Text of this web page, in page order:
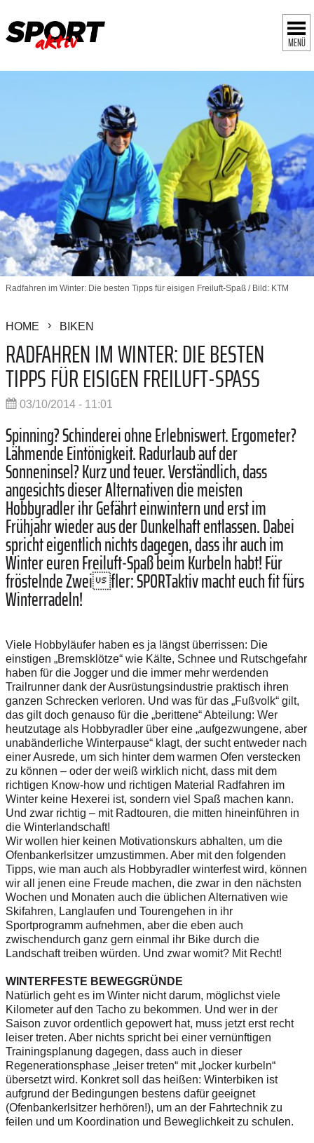
MENÜ
Radfahren im Winter: Die besten Tipps für eisigen Freiluft-Spaß / Bild: KTM
HOME BIKEN
RADFAHREN IM WINTER: DIE BESTEN
TIPPS FÜR EISIGEN FREILUFT-SPASS
03/10/2014 - 11:01
Spinning? Schinderei ohne Erlebniswert. Ergometer?
Lähmende Eintönigkeit. Radurlaub auf der
Sonneninsel? Kurz und teuer. Verständlich, dass
angesichts dieser Alternativen die meisten
Hobbyradler ihr Gefährt einwintern und erst im
Frühjahr wieder aus der Dunkelhaft entlassen. Dabei
spricht eigentlich nichts dagegen, dass ihr auch im
Winter euren Freiluft-Spaß beim Kurbeln habt! Für
fröstelnde Zweifler: SPORTaktiv macht euch fit fürs
Winterradeln!
Viele Hobbyläufer haben es ja längst überrissen: Die
einstigen „Bremsklötze“ wie Kälte, Schnee und Rutschgefahr
haben für die Jogger und die immer mehr werdenden
Trailrunner dank der Ausrüstungsindustrie praktisch ihren
ganzen Schrecken verloren. Und was für das „Fußvolk“ gilt,
das gilt doch genauso für die „berittene“ Abteilung: Wer
heutzutage als Hobbyradler über eine „aufgezwungene, aber
unabänderliche Winterpause“ klagt, der sucht entweder nach
einer Ausrede, um sich hinter dem warmen Ofen verstecken
zu können – oder der weiß wirklich nicht, dass mit dem
richtigen Know-how und richtigen Material Radfahren im
Winter keine Hexerei ist, sondern viel Spaß machen kann.
Und zwar richtig – mit Radtouren, die mitten hineinführen in
die Winterlandschaft!
Wir wollen hier keinen Motivationskurs abhalten, um die
Ofenbankerlsitzer umzustimmen. Aber mit den folgenden
Tipps, wie man auch als Hobbyradler winterfest wird, können
wir all jenen eine Freude machen, die zwar in den nächsten
Wochen und Monaten auch die üblichen Alternativen wie
Skifahren, Langlaufen und Tourengehen in ihr
Sportprogramm aufnehmen, aber die eben auch
zwischendurch ganz gern einmal ihr Bike durch die
Landschaft treiben würden. Und zwar womit? Mit Recht!
WINTERFESTE BEWEGGRÜNDE
Natürlich geht es im Winter nicht darum, möglichst viele
Kilometer auf den Tacho zu bekommen. Und wer in der
Saison zuvor ordentlich gepowert hat, muss jetzt erst recht
leiser treten. Aber nichts spricht bei einer vernünftigen
Trainingsplanung dagegen, dass auch in dieser
Regenerationsphase „leiser treten“ mit „locker kurbeln“
übersetzt wird. Konkret soll das heißen: Winterbiken ist
aufgrund der Bedingungen bestens dafür geeignet
(Ofenbankerlsitzer herhören!), um an der Fahrtechnik zu
feilen und um Koordination und Beweglichkeit zu schulen.